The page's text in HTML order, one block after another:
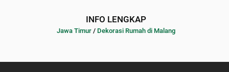
INFO LENGKAP
Jawa Timur / Dekorasi Rumah di Malang